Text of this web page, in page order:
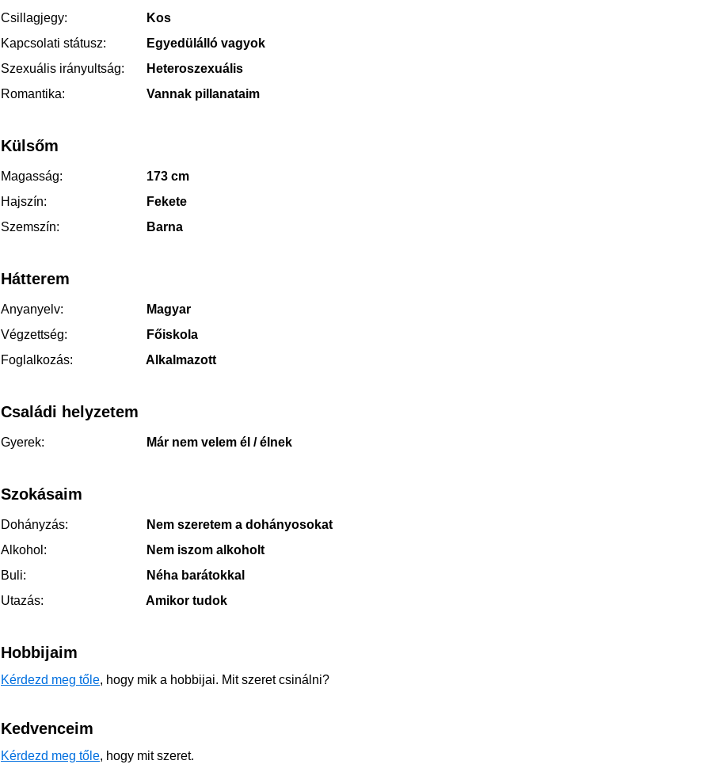
Csillagjegy:
Kos
Kapcsolati státusz:
Egyedülálló vagyok
Szexuális irányultság:
Heteroszexuális
Romantika:
Vannak pillanataim
Külsőm
Magasság:
173 cm
Hajszín:
Fekete
Szemszín:
Barna
Hátterem
Anyanyelv:
Magyar
Végzettség:
Főiskola
Foglalkozás:
Alkalmazott
Családi helyzetem
Gyerek: Már nem velem él / élnek
Szokásaim
Dohányzás:
Nem szeretem a dohányosokat
Alkohol:
Nem iszom alkoholt
Buli:
Néha barátokkal
Utazás:
Amikor tudok
Hobbijaim
Kérdezd meg tőle, hogy mik a hobbijai. Mit szeret csinálni?
Kedvenceim
Kérdezd meg tőle, hogy mit szeret.